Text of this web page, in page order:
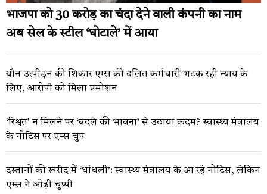
भाजपा को 30 करोड़ का चंदा देने वाली कंपनी का नाम
अब सेल के स्टील ‘घोटाले’ में आया
यौन उत्पीड़न की शिकार एम्स की दलित कर्मचारी भटक रही न्याय के
लिए, आरोपी को मिला प्रमोशन
‘रिश्वत’ न मिलने पर ‘बदले की भावना’ से उठाया कदम? स्वास्थ्य मंत्रालय
के नोटिस पर एम्स चुप
दस्तानों की खरीद में ‘धांधली’: स्वास्थ्य मंत्रालय के आ रहे नोटिस, लेकिन
एम्स ने ओढ़ी चुप्पी